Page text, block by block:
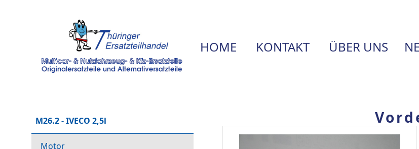
HOME KONTAKT ÜBER UNS
M26.2 - IVECO 2,5l
Motor